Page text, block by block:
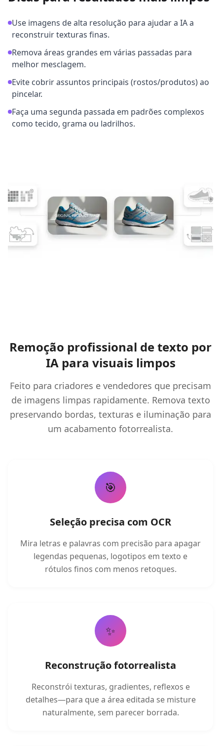
Use imagens de alta resolução para ajudar a IA a
reconstruir texturas finas.
Remova áreas grandes em várias passadas para
melhor mesclagem.
Evite cobrir assuntos principais (rostos/produtos) ao
pincelar.
Faça uma segunda passada em padrões complexos
como tecido, grama ou ladrilhos.
Remoção profissional de texto por
IA para visuais limpos
Feito para criadores e vendedores que precisam
de imagens limpas rapidamente. Remova texto
preservando bordas, texturas e iluminação para
um acabamento fotorrealista.
🎯
Seleção precisa com OCR
Mira letras e palavras com precisão para apagar
legendas pequenas, logotipos em texto e
rótulos finos com menos retoques.
✨
Reconstrução fotorrealista
Reconstrói texturas, gradientes, reflexos e
detalhes—para que a área editada se misture
naturalmente, sem parecer borrada.